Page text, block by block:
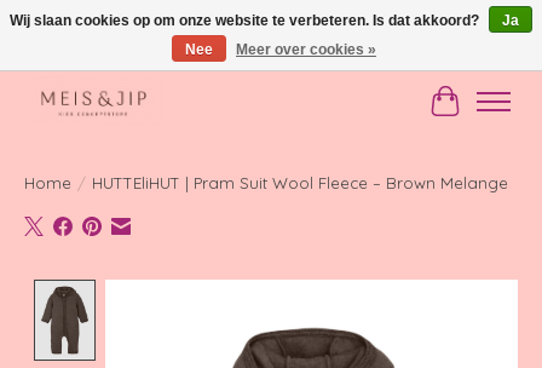
Gratis verzending in NL vanaf €150
Home / HUTTEliHUT | Pram Suit Wool Fleece – Brown Melange
Wij slaan cookies op om onze website te verbeteren. Is dat akkoord?
Ja
Nee
Meer over cookies »